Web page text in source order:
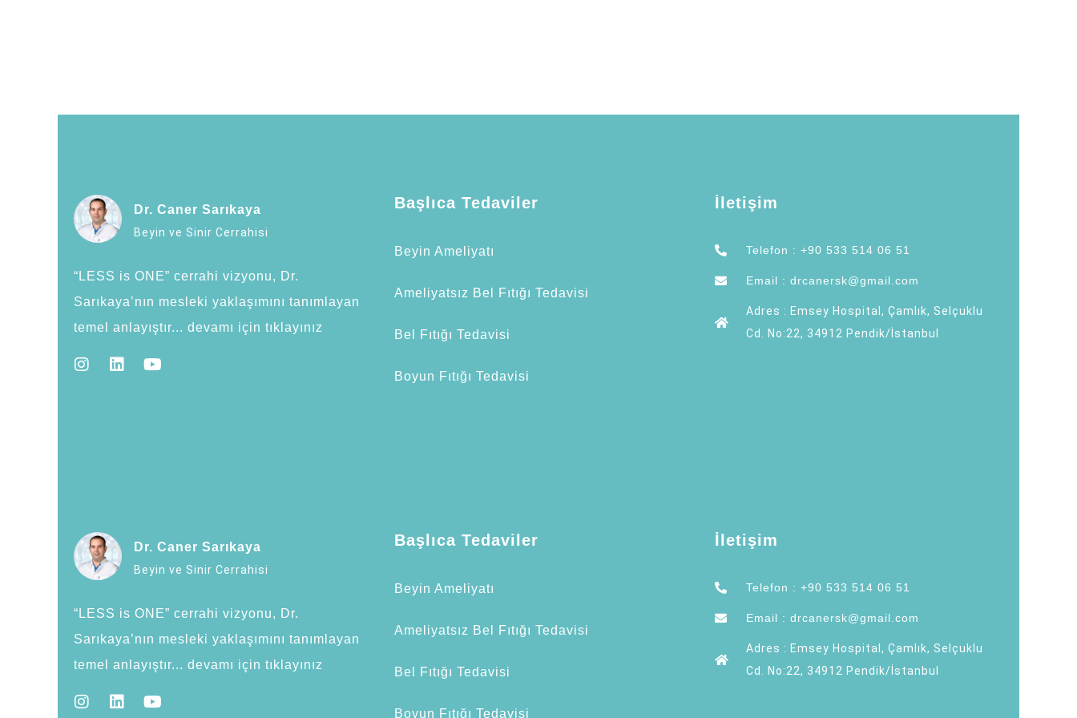
Dr. Caner Sarıkaya
Beyin ve Sinir Cerrahisi
“LESS is ONE” cerrahi vizyonu, Dr.
Sarıkaya’nın mesleki yaklaşımını tanımlayan
temel anlayıştır... devamı için tıklayınız
Başlıca Tedaviler
Beyin Ameliyatı
Ameliyatsız Bel Fıtığı Tedavisi
Bel Fıtığı Tedavisi
Boyun Fıtığı Tedavisi
İletişim
Telefon : +90 533 514 06 51
Email : drcanersk@gmail.com
Adres : Emsey Hospital, Çamlık, Selçuklu
Cd. No:22, 34912 Pendik/İstanbul
Dr. Caner Sarıkaya
Beyin ve Sinir Cerrahisi
“LESS is ONE” cerrahi vizyonu, Dr.
Sarıkaya’nın mesleki yaklaşımını tanımlayan
temel anlayıştır... devamı için tıklayınız
Başlıca Tedaviler
Beyin Ameliyatı
Ameliyatsız Bel Fıtığı Tedavisi
Bel Fıtığı Tedavisi
Boyun Fıtığı Tedavisi
İletişim
Telefon : +90 533 514 06 51
Email : drcanersk@gmail.com
Adres : Emsey Hospital, Çamlık, Selçuklu
Cd. No:22, 34912 Pendik/İstanbul